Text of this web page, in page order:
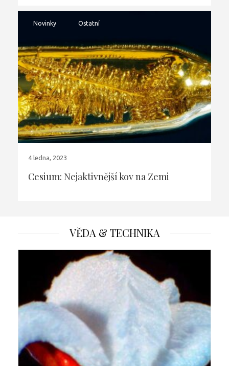
Novinky Ostatní
4 ledna, 2023
Cesium: Nejaktivnější kov na Zemi
VĚDA & TECHNIKA